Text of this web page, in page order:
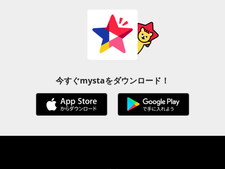
今すぐmystaをダウンロード！